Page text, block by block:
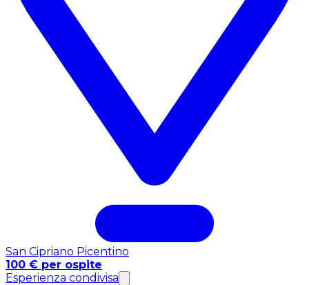
San Cipriano Picentino
100 € per ospite
Esperienza condivisa